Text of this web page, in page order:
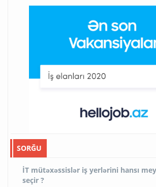
SORĞU
İT mütəxəssislər iş yerlərini hansı
seçir ?